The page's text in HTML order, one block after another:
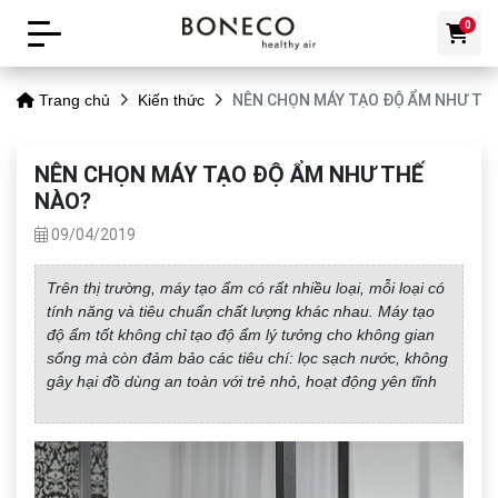
0
Trang chủ Kiến thức NÊN CHỌN MÁY TẠO ĐỘ ẨM NHƯ
NÊN CHỌN MÁY TẠO ĐỘ ẨM NHƯ THẾ
NÀO?
09/04/2019
Trên thị trường, máy tạo ẩm có rất nhiều loại, mỗi loại có
tính năng và tiêu chuẩn chất lượng khác nhau. Máy tạo
độ ẩm tốt không chỉ tạo độ ẩm lý tưởng cho không gian
sống mà còn đảm bảo các tiêu chí: lọc sạch nước, không
gây hại đồ dùng an toàn với trẻ nhỏ, hoạt động yên tĩnh